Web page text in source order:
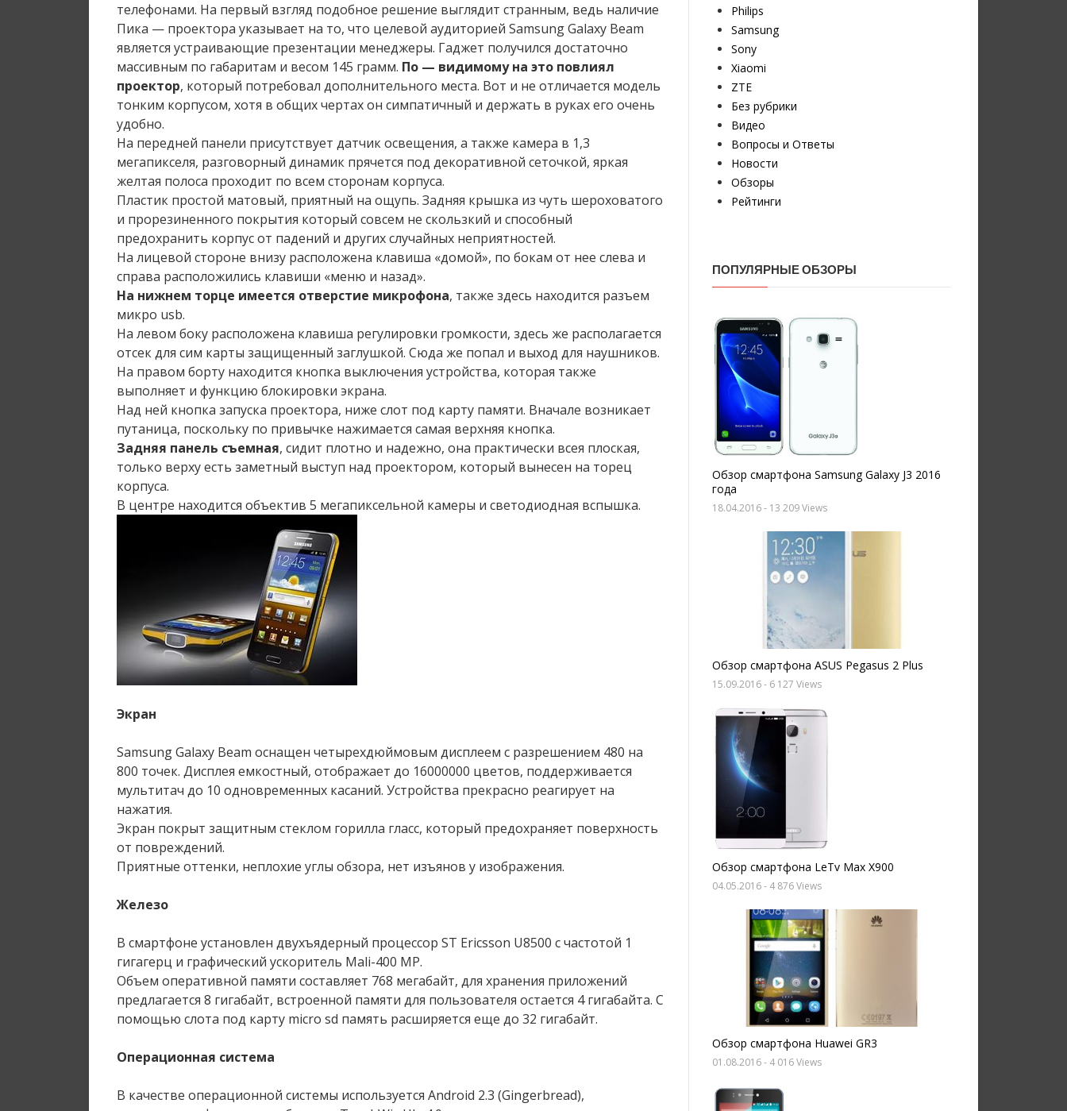
телефонами. На первый взгляд подобное решение выглядит странным, ведь наличие
Пика — проектора указывает на то, что целевой аудиторией Samsung Galaxy Beam
является устраивающие презентации менеджеры. Гаджет получился достаточно
массивным по габаритам и весом 145 грамм. По — видимому на это повлиял
проектор, который потребовал дополнительного места. Вот и не отличается модель
тонким корпусом, хотя в общих чертах он симпатичный и держать в руках его очень
удобно.
На передней панели присутствует датчик освещения, а также камера в 1,3
мегапикселя, разговорный динамик прячется под декоративной сеточкой, яркая
желтая полоса проходит по всем сторонам корпуса.
Пластик простой матовый, приятный на ощупь. Задняя крышка из чуть шероховатого
и прорезиненного покрытия который совсем не скользкий и способный
предохранить корпус от падений и других случайных неприятностей.
На лицевой стороне внизу расположена клавиша «домой», по бокам от нее слева и
справа расположились клавиши «меню и назад».
На нижнем торце имеется отверстие микрофона, также здесь находится разъем
микро usb.
На левом боку расположена клавиша регулировки громкости, здесь же располагается
отсек для сим карты защищенный заглушкой. Сюда же попал и выход для наушников.
На правом борту находится кнопка выключения устройства, которая также
выполняет и функцию блокировки экрана.
Над ней кнопка запуска проектора, ниже слот под карту памяти. Вначале возникает
путаница, поскольку по привычке нажимается самая верхняя кнопка.
Задняя панель съемная, сидит плотно и надежно, она практически всея плоская,
только верху есть заметный выступ над проектором, который вынесен на торец
корпуса.
В центре находится объектив 5 мегапиксельной камеры и светодиодная вспышка.
Экран
Samsung Galaxy Beam оснащен четырехдюймовым дисплеем с разрешением 480 на
800 точек. Дисплея емкостный, отображает до 16000000 цветов, поддерживается
мультитач до 10 одновременных касаний. Устройства прекрасно реагирует на
нажатия.
Экран покрыт защитным стеклом горилла гласс, который предохраняет поверхность
от повреждений.
Приятные оттенки, неплохие углы обзора, нет изъянов у изображения.
Железо
В смартфоне установлен двухъядерный процессор ST Ericsson U8500 с частотой 1
гигагерц и графический ускоритель Mali-400 MP.
Объем оперативной памяти составляет 768 мегабайт, для хранения приложений
предлагается 8 гигабайт, встроенной памяти для пользователя остается 4 гигабайта. С
помощью слота под карту micro sd память расширяется еще до 32 гигабайт.
Операционная система
В качестве операционной системы используется Android 2.3 (Gingerbread),
Philips
Samsung
Sony
Xiaomi
ZTE
Без рубрики
Видео
Вопросы и Ответы
Новости
Обзоры
Рейтинги
ПОПУЛЯРНЫЕ ОБЗОРЫ
Обзор смартфона Samsung Galaxy J3 2016
года
18.04.2016- 13 209 Views
Обзор смартфона ASUS Pegasus 2 Plus
15.09.2016- 6 127 Views
Обзор смартфона LeTv Max X900
04.05.2016- 4 876 Views
Обзор смартфона Huawei GR3
01.08.2016- 4 016 Views